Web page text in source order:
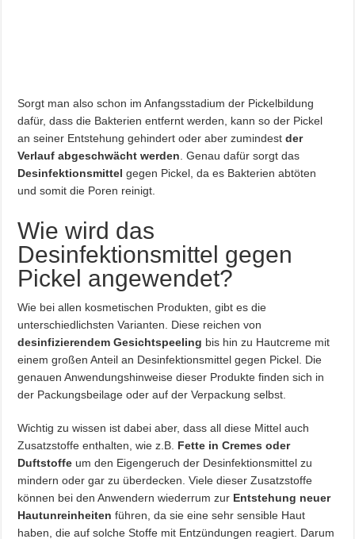
Sorgt man also schon im Anfangsstadium der Pickelbildung
dafür, dass die Bakterien entfernt werden, kann so der Pickel
an seiner Entstehung gehindert oder aber zumindestder
Verlauf abgeschwächt werden . Genau dafür sorgt das
Desinfektionsmittel gegen Pickel, da es Bakterien abtöten
und somit die Poren reinigt.
Wie wird das
Desinfektionsmittel gegen
Pickel angewendet?
Wie bei allen kosmetischen Produkten, gibt es die
unterschiedlichsten Varianten. Diese reichen von
desinfizierendem Gesichtspeeling bis hin zu Hautcreme mit
einem großen Anteil an Desinfektionsmittel gegen Pickel. Die
genauen Anwendungshinweise dieser Produkte finden sich in
der Packungsbeilage oder auf der Verpackung selbst.
Wichtig zu wissen ist dabei aber, dass all diese Mittel auch
Zusatzstoffe enthalten, wie z.B. Fette in Cremes oder
Duftstoffe um den Eigengeruch der Desinfektionsmittel zu
mindern oder gar zu überdecken. Viele dieser Zusatzstoffe
können bei den Anwendern wiederrum zur Entstehung neuer
Hautunreinheiten führen, da sie eine sehr sensible Haut
haben, die auf solche Stoffe mit Entzündungen reagiert. Darum